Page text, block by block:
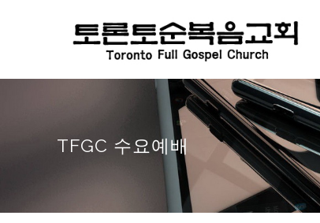
TFGC 수요예배